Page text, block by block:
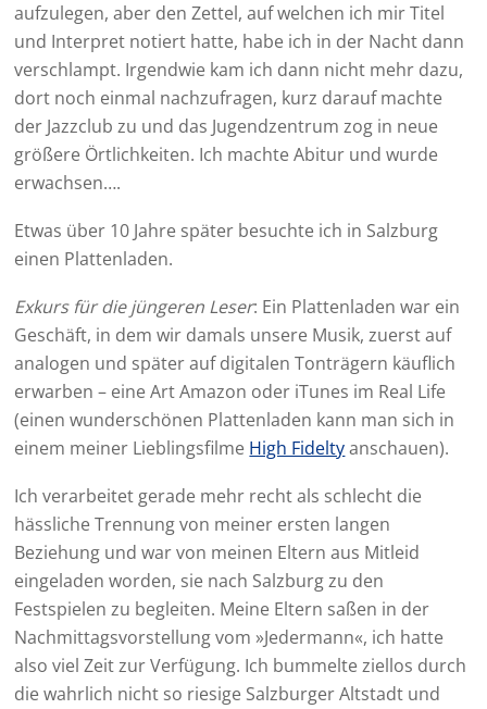
aufzulegen, aber den Zettel, auf welchen ich mir Titel
und Interpret notiert hatte, habe ich in der Nacht dann
verschlampt. Irgendwie kam ich dann nicht mehr dazu,
dort noch einmal nachzufragen, kurz darauf machte
der Jazzclub zu und das Jugendzentrum zog in neue
größere Örtlichkeiten. Ich machte Abitur und wurde
erwachsen….
Etwas über 10 Jahre später besuchte ich in Salzburg
einen Plattenladen.
Exkurs für die jüngeren Leser: Ein Plattenladen war ein
Geschäft, in dem wir damals unsere Musik, zuerst auf
analogen und später auf digitalen Tonträgern käuflich
erwarben – eine Art Amazon oder iTunes im Real Life
(einen wunderschönen Plattenladen kann man sich in
einem meiner Lieblingsfilme High Fideltyanschauen).
Ich verarbeitet gerade mehr recht als schlecht die
hässliche Trennung von meiner ersten langen
Beziehung und war von meinen Eltern aus Mitleid
eingeladen worden, sie nach Salzburg zu den
Festspielen zu begleiten. Meine Eltern saßen in der
Nachmittagsvorstellung vom »Jedermann«, ich hatte
also viel Zeit zur Verfügung. Ich bummelte ziellos durch
die wahrlich nicht so riesige Salzburger Altstadt und